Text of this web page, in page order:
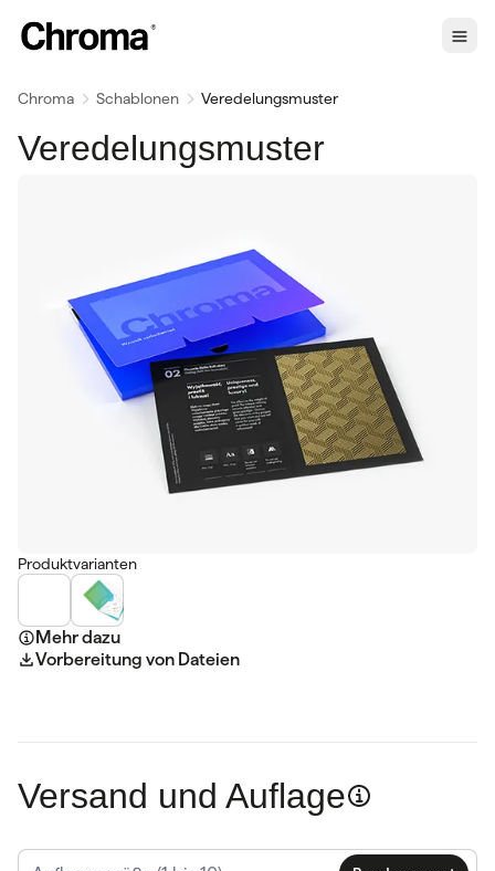
Chroma Schablonen Veredelungsmuster
Veredelungsmuster
Produktvarianten
Mehr dazu
Vorbereitung von Dateien
Versand und Auflage